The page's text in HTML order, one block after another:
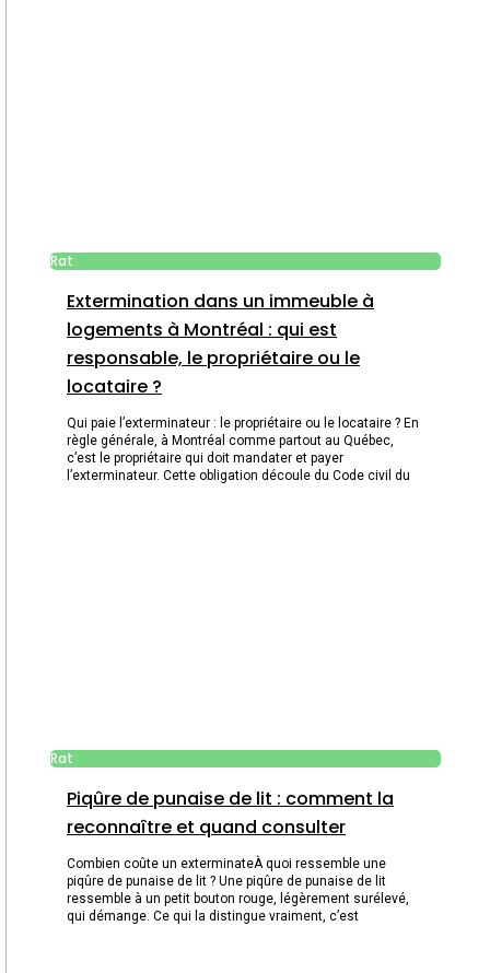
Rat
Extermination dans un immeuble à
logements à Montréal : qui est
responsable, le propriétaire ou le
locataire ?
Qui paie l’exterminateur : le propriétaire ou le locataire ? En
règle générale, à Montréal comme partout au Québec,
c’est le propriétaire qui doit mandater et payer
l’exterminateur. Cette obligation découle du Code civil du
Rat
Piqûre de punaise de lit : comment la
reconnaître et quand consulter
Combien coûte un exterminateÀ quoi ressemble une
piqûre de punaise de lit ? Une piqûre de punaise de lit
ressemble à un petit bouton rouge, légèrement surélevé,
qui démange. Ce qui la distingue vraiment, c’est